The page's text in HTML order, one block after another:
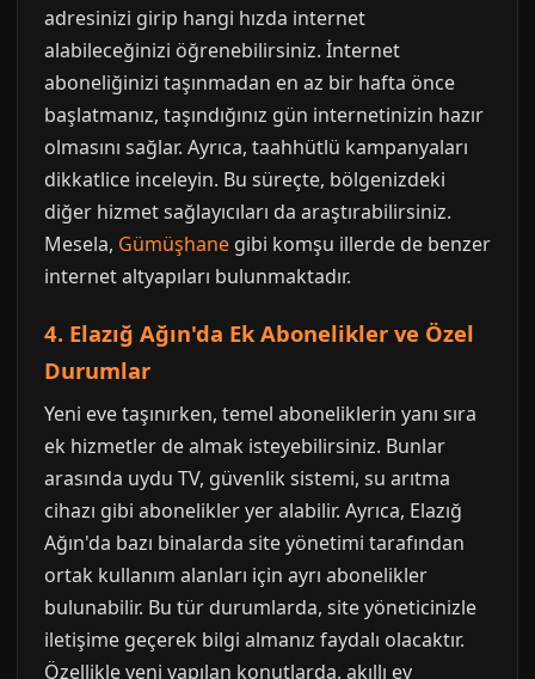
adresinizi girip hangi hızda internet
alabileceğinizi öğrenebilirsiniz. İnternet
aboneliğinizi taşınmadan en az bir hafta önce
başlatmanız, taşındığınız gün internetinizin hazır
olmasını sağlar. Ayrıca, taahhütlü kampanyaları
dikkatlice inceleyin. Bu süreçte, bölgenizdeki
diğer hizmet sağlayıcıları da araştırabilirsiniz.
Mesela, Gümüşhane gibi komşu illerde de benzer
internet altyapıları bulunmaktadır.
4. Elazığ Ağın'da Ek Abonelikler ve Özel
Durumlar
Yeni eve taşınırken, temel aboneliklerin yanı sıra
ek hizmetler de almak isteyebilirsiniz. Bunlar
arasında uydu TV, güvenlik sistemi, su arıtma
cihazı gibi abonelikler yer alabilir. Ayrıca, Elazığ
Ağın'da bazı binalarda site yönetimi tarafından
ortak kullanım alanları için ayrı abonelikler
bulunabilir. Bu tür durumlarda, site yöneticinizle
iletişime geçerek bilgi almanız faydalı olacaktır.
Özellikle yeni yapılan konutlarda, akıllı ev